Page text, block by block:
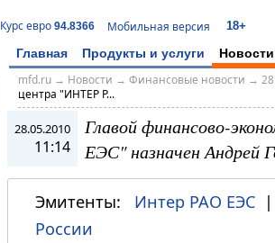
Курс евро 94.8366 Мобильная версия 18+
Главная Продукты и услуги Новости
mfd.ru→ Новости → Финансовые новости →
центра "ИНТЕР Р...
28.05.2010
11:14
Главой финансово-
ЕЭС" назначен Андрей
Эмитенты: Интер РАО ЕЭС
России